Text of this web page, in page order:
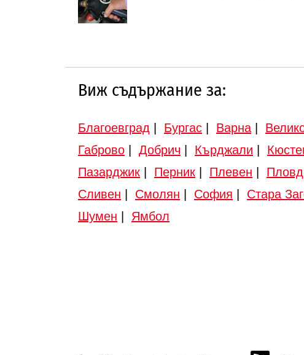
Виж съдържание за:
Благоевград Бургас Варна
Габрово
Добрич Кърджали
Пазарджик
Перник Плевен
Сливен
Смолян София Стара
Шумен
Ямбол